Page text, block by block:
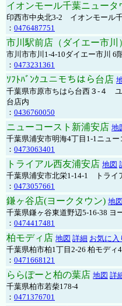
イオンモール千葉ニュータ
印西市中央北3-2 イオンモール
： 0476487751
市川駅前店（ダイエー市川
市川市市川1-4-10ダイエー市川 6
： 0473231361
ｿﾌﾄﾊﾞﾝｸユニモちはら台店
千葉県市原市ちはら台西３-４
台店内
： 0436760050
ニューコースト新浦安店 地
千葉県浦安市明海4丁目1-1ニュ
： 0473063401
トライアル西友浦安店 地図
千葉県浦安市北栄1-14-1 トライ
： 0473057661
鎌ヶ谷店(ヨークタウン) 地図
千葉県鎌ヶ谷東道野辺5-16-38 ヨ
： 0474417481
柏モディ店 地図 詳細 お気に入
千葉県柏市柏1丁目2-26 柏モディ
： 0471668121
ららぽーと柏の葉店 地図 詳
千葉県柏市若柴178-4
： 0471376701